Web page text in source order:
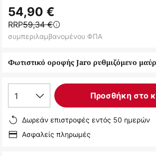
στην
αρχή
της
εικόνων
Φωτιστικό οροφής Jaro ρυθμιζόμενο
54,90 €
RRP59,34 €
συμπεριλαμβανομένου ΦΠΑ
1 Προσθήκη στο
Δωρεάν επιστροφές εντός 50 ημερών
Ασφαλείς πληρωμές